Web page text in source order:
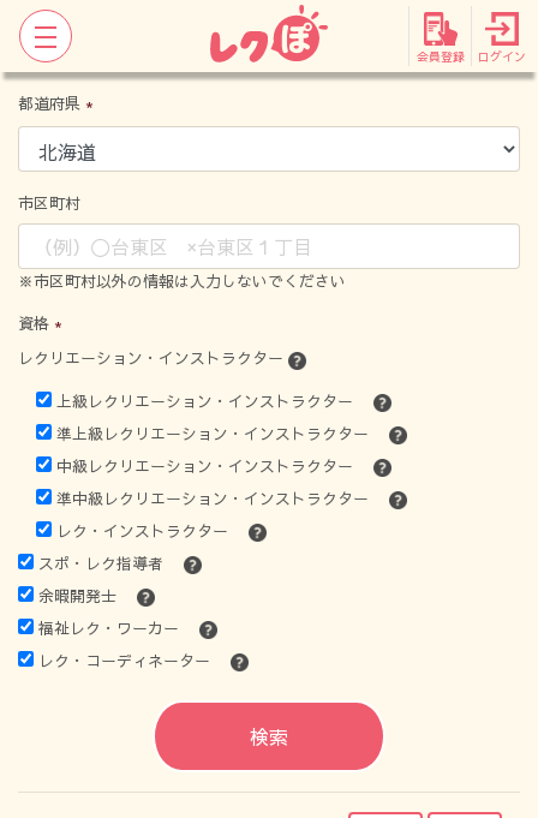
会員登録 ログイン
都道府県
市区町村
※市区町村以外の情報は入力しないでください
資格
レクリエーション・インストラクター
上級レクリエーション・インストラクター
準上級レクリエーション・インストラクター
中級レクリエーション・インストラクター
準中級レクリエーション・インストラクター
レク・インストラクター
スポ・レク指導者
余暇開発士
福祉レク・ワーカー
レク・コーディネーター
検索